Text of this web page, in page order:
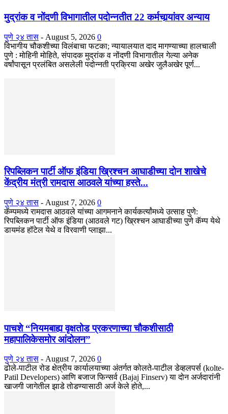
मुद्रांक व नोंदणी विभागातील पदोन्नतीत 22 कर्मचार्‍यांवर अन्याय
पुणे २४ तास - August 5, 2026 0
विभागीय चौकशीच्या विलंबाचा फटका; न्यायालयात दाद मागण्याच्या हालचाली
पुणे : मोहिनी मोहिते, संपादक मुद्रांक व नोंदणी विभागातील गेल्या अनेक
वर्षांपासून प्रलंबित असलेली पदोन्नती प्रक्रिया अखेर जुलैअखेर पूर्ण...
रिपब्लिकन पार्टी ऑफ इंडिया ख्रिश्चन आघाडीच्या दोन शाखेचे
केंद्रीय मंत्री रामदास आठवले यांच्या हस्ते...
पुणे २४ तास - August 7, 2026 0
कॅम्पमध्ये रामदास आठवले यांच्या आगमनाने कार्यकर्त्यांमध्ये उत्साह पुणे:
रिपब्लिकन पार्टी ऑफ इंडिया (आठवले गट) ख्रिश्चन आघाडीच्या पुणे कॅम्प येथे
डायमंड हॉटेल येथे व विरवाणी प्लाझा...
पाचशे “नियमबाह्य वृक्षतोड प्रकरणाच्या चौकशीसाठी
महापालिकेसमोर आंदोलन”
पुणे २४ तास - August 7, 2026 0
ढोले-पाटील रोड क्षेत्रीय कार्यालयाच्या अंतर्गत कोलते-पाटील डेव्हलपर्स (kolte-
Patil Developers) आणि बजाज फिन्सर्व (Bajaj Finserv) या दोन अर्जदारांनी
खाजगी जागेतील झाडे तोडण्यासाठी अर्ज केले होते,...